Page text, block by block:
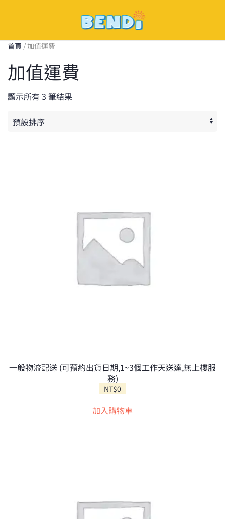
to
main
content
首頁 / 加值運費
加值運費
顯示所有 3 筆結果
一般物流配送 (可預約出貨日期,1~3個工作天送達,無上樓服
務)
NT$0
加入購物車